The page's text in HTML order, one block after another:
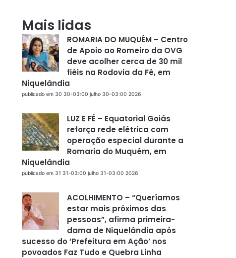
Mais lidas
ROMARIA DO MUQUÉM – Centro
de Apoio ao Romeiro da OVG
deve acolher cerca de 30 mil
fiéis na Rodovia da Fé, em
Niquelândia
publicado em 30 30-03:00 julho 30-03:00 2026
LUZ E FÉ – Equatorial Goiás
reforça rede elétrica com
operação especial durante a
Romaria do Muquém, em
Niquelândia
publicado em 31 31-03:00 julho 31-03:00 2026
ACOLHIMENTO – “Queríamos
estar mais próximos das
pessoas”, afirma primeira-
dama de Niquelândia após
sucesso do ‘Prefeitura em Ação’ nos
povoados Faz Tudo e Quebra Linha